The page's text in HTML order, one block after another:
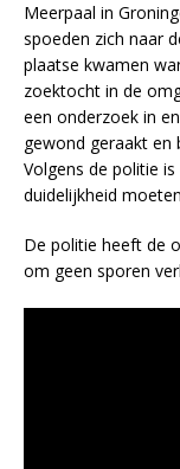
Meerpaal in
spoeden zich naar
plaatse kwamen
zoektocht in de
een onderzoek in
gewond geraakt en
Volgens de politie
duidelijkheid
De politie heeft de
om geen sporen